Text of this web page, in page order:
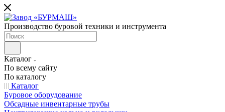
Производство буровой техники и инструмента
Каталог
По всему сайту
По каталогу
Каталог
Буровое оборудование
Обсадные инвентарные трубы